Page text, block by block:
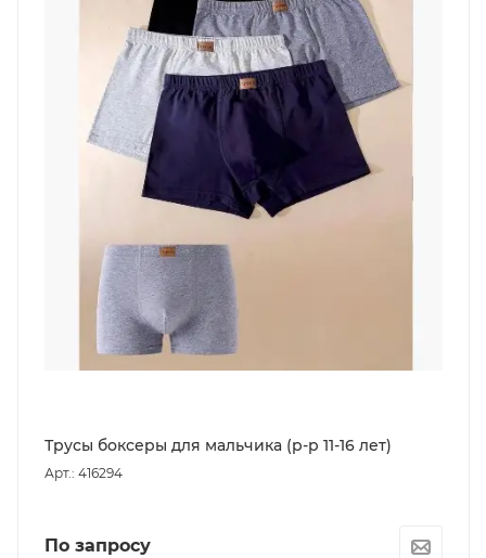
Трусы боксеры для мальчика (р-р 11-16 лет)
Арт.: 416294
По запросу